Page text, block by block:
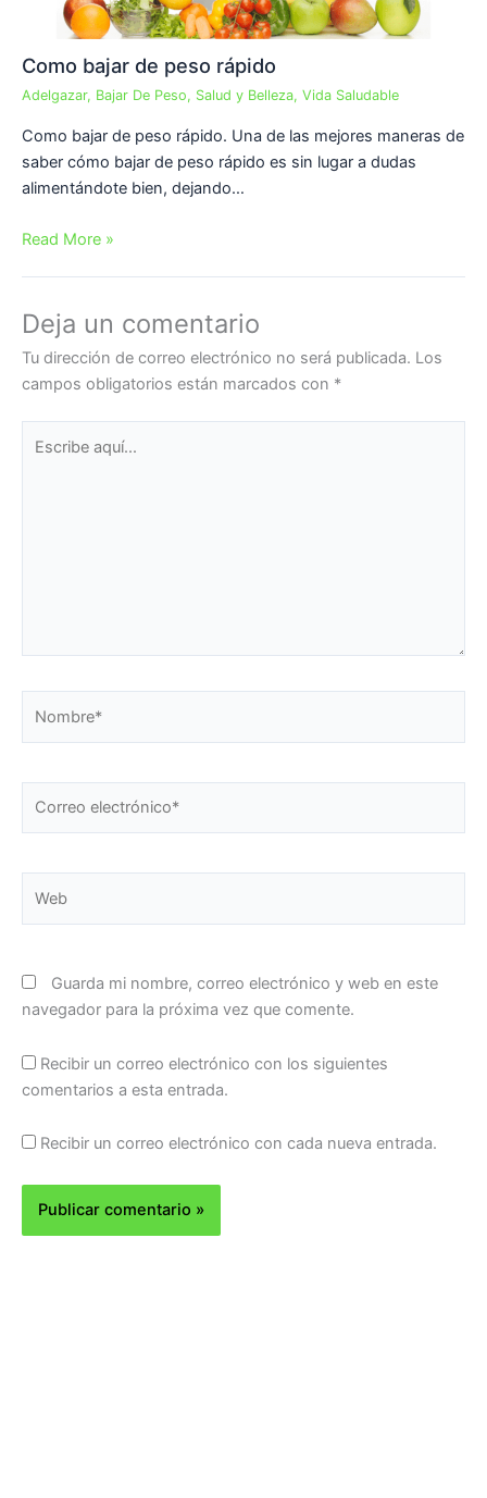
Como bajar de peso rápido
Adelgazar, Bajar De Peso, Salud y Belleza, Vida Saludable
Como bajar de peso rápido. Una de las mejores maneras de
saber cómo bajar de peso rápido es sin lugar a dudas
alimentándote bien, dejando…
Read More »
Deja un comentario
Tu dirección de correo electrónico no será publicada. Los
campos obligatorios están marcados con *
Guarda mi nombre, correo electrónico y web en este
navegador para la próxima vez que comente.
Recibir un correo electrónico con los siguientes
comentarios a esta entrada.
Recibir un correo electrónico con cada nueva entrada.